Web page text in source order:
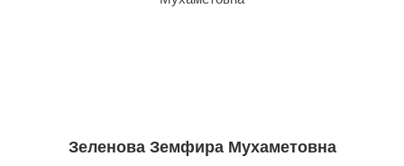
Зеленова Земфира Мухаметовна